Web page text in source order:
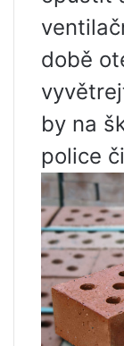
době
by na
police